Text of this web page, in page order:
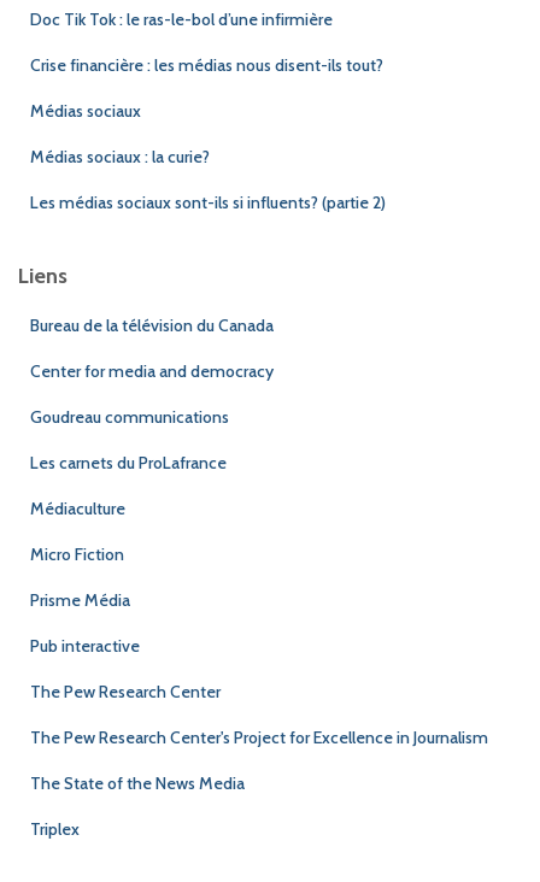
Doc Tik Tok : le ras-le-bol d’une infirmière
Crise financière : les médias nous disent-ils tout?
Médias sociaux
Médias sociaux : la curie?
Les médias sociaux sont-ils si influents? (partie 2)
Liens
Bureau de la télévision du Canada
Center for media and democracy
Goudreau communications
Les carnets du ProLafrance
Médiaculture
Micro Fiction
Prisme Média
Pub interactive
The Pew Research Center
The Pew Research Center's Project for Excellence in Journalism
The State of the News Media
Triplex